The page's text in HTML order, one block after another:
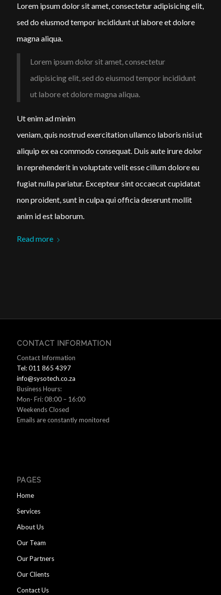
Lorem ipsum dolor sit amet, consectetur adipisicing elit,
sed do eiusmod tempor incididunt ut labore et dolore
magna aliqua.
Lorem ipsum dolor sit amet, consectetur
adipisicing elit, sed do eiusmod tempor incididunt
ut labore et dolore magna aliqua.
Ut enim ad minim
veniam, quis nostrud exercitation ullamco laboris nisi ut
aliquip ex ea commodo consequat. Duis aute irure dolor
in reprehenderit in voluptate velit esse cillum dolore eu
fugiat nulla pariatur. Excepteur sint occaecat cupidatat
non proident, sunt in culpa qui officia deserunt mollit
anim id est laborum.
Read more
CONTACT INFORMATION
Contact Information
Tel: 011 865 4397
info@sysotech.co.za
Business Hours:
Mon- Fri: 08:00 – 16:00
Weekends Closed
Emails are constantly monitored
PAGES
Home
Services
About Us
Our Team
Our Partners
Our Clients
Contact Us